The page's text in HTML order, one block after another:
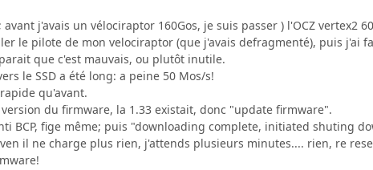
j'avais un vélociraptor 160Gos, je suis passer ) l'OCZ vertex2
le pilote de mon velociraptor (que j'avais defragmenté), puis j'ai
que c'est mauvais, ou plutôt inutile.
le SSD a été long: a peine 50 Mos/s!
rapide qu'avant.
du firmware, la 1.33 existait, donc "update firmware".
BCP, fige même; puis "downloading complete, initiated shuting
il ne charge plus rien, j'attends plusieurs minutes.... rien, re